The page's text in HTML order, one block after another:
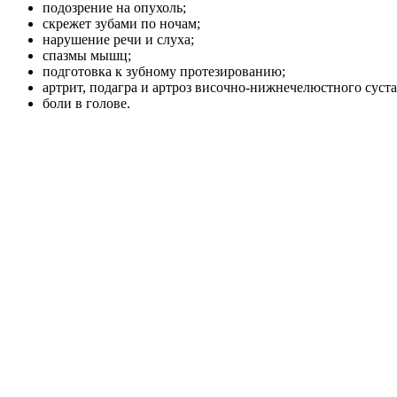
подозрение на опухоль;
скрежет зубами по ночам;
нарушение речи и слуха;
спазмы мышц;
подготовка к зубному протезированию;
артрит, подагра и артроз височно-нижнечелюстного
боли в голове.